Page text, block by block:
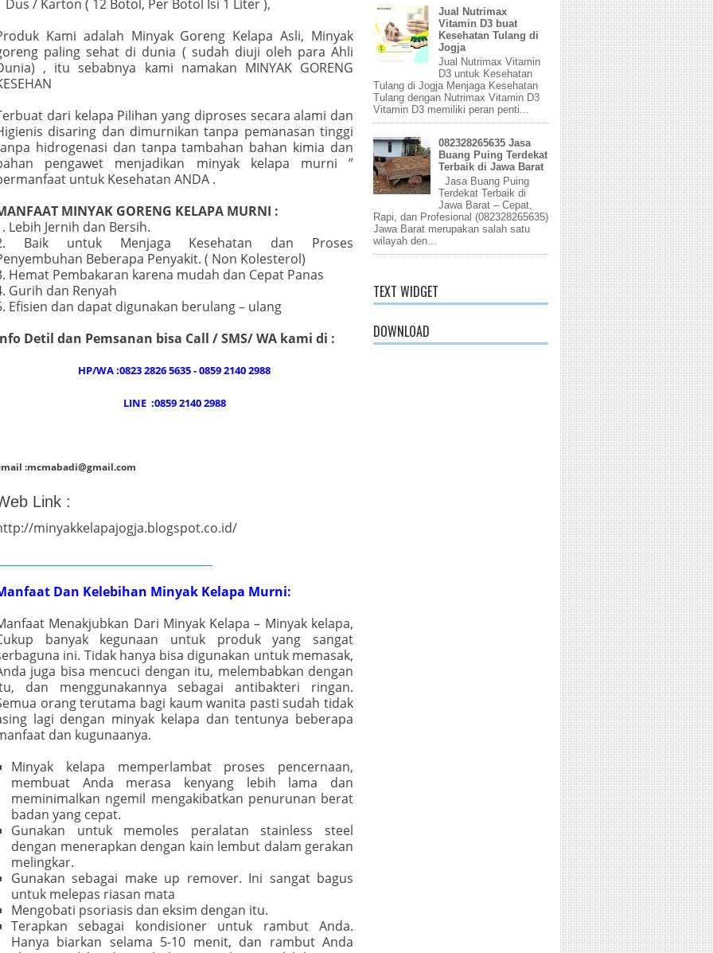
Dus / Karton ( 12 Botol, Per Botol Isi 1 Liter ),
Kami adalah Minyak Goreng Kelapa Asli, Minyak
paling sehat di dunia ( sudah diuji oleh para Ahli
, itu sebabnya kami namakan MINYAK GORENG
dari kelapa Pilihan yang diproses secara alami dan
disaring dan dimurnikan tanpa pemanasan tinggi
hidrogenasi dan tanpa tambahan bahan kimia dan
pengawet menjadikan minyak kelapa murni ”
untuk Kesehatan ANDA .
MINYAK GORENG KELAPA MURNI :
Lebih Jernih dan Bersih.
Baik untuk Menjaga Kesehatan dan Proses
Beberapa Penyakit. ( Non Kolesterol)
Hemat Pembakaran karena mudah dan Cepat Panas
Gurih dan Renyah
Efisien dan dapat digunakan berulang – ulang
Detil dan Pemsanan bisa Call / SMS/ WA kami di :
HP/WA :0823 2826 5635 - 0859 2140 2988
LINE :0859 2140 2988
:mcmabadi@gmail.com
Link :
minyakkelapajogja.blogspot.co.id/
Dan Kelebihan Minyak Kelapa Murni:
Menakjubkan Dari Minyak Kelapa – Minyak kelapa,
banyak kegunaan untuk produk yang sangat
ini. Tidak hanya bisa digunakan untuk memasak,
juga bisa mencuci dengan itu, melembabkan dengan
dan menggunakannya sebagai antibakteri ringan.
orang terutama bagi kaum wanita pasti sudah tidak
lagi dengan minyak kelapa dan tentunya beberapa
dan kugunaanya.
Minyak kelapa memperlambat proses pencernaan,
membuat Anda merasa kenyang lebih lama dan
meminimalkan ngemil mengakibatkan penurunan berat
badan yang cepat.
Gunakan untuk memoles peralatan stainless steel
dengan menerapkan dengan kain lembut dalam gerakan
melingkar.
Gunakan sebagai make up remover. Ini sangat bagus
untuk melepas riasan mata
Mengobati psoriasis dan eksim dengan itu.
Terapkan sebagai kondisioner untuk rambut Anda.
Hanya biarkan selama 5-10 menit, dan rambut Anda
Jual Nutrimax
Vitamin D3 buat
Kesehatan Tulang di
Jogja
Jual Nutrimax Vitamin
D3 untuk Kesehatan
Tulang di Jogja Menjaga Kesehatan
Tulang dengan Nutrimax Vitamin D3
Vitamin D3 memiliki peran penti...
082328265635 Jasa
Buang Puing Terdekat
Terbaik di Jawa Barat
Jasa Buang Puing
Terdekat Terbaik di
Jawa Barat – Cepat,
Rapi, dan Profesional (082328265635)
Jawa Barat merupakan salah satu
wilayah den...
TEXT WIDGET
DOWNLOAD